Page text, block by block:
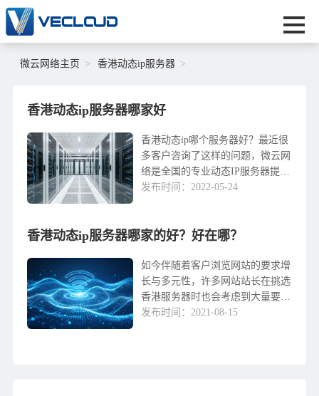
微云网络主页 香港动态ip服务器
香港动态ip服务器哪家好
香港动态ip哪个服务器好？最近很
多客户咨询了这样的问题，微云网
络是全国的专业动态IP服务器提供
商！提供国内外动态IP租用服务
各大机房资...
发布时间：2022-05-24
香港动态ip服务器哪家的好？好在哪？
如今伴随着客户浏览网站的要求增
长与多元性，许多网站站长在挑选
香港服务器时也会考虑到大量要
素，其中香港动态ip服务器有着灵
发布时间：2021-08-15